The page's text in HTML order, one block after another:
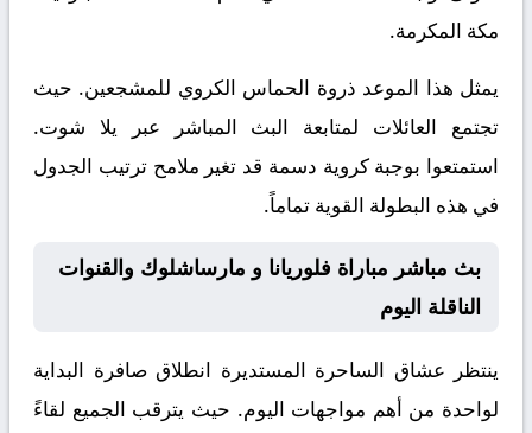
مكة المكرمة.
يمثل هذا الموعد ذروة الحماس الكروي للمشجعين. حيث
تجتمع العائلات لمتابعة البث المباشر عبر يلا شوت.
استمتعوا بوجبة كروية دسمة قد تغير ملامح ترتيب الجدول
في هذه البطولة القوية تماماً.
بث مباشر مباراة فلوريانا و مارساشلوك والقنوات
الناقلة اليوم
ينتظر عشاق الساحرة المستديرة انطلاق صافرة البداية
لواحدة من أهم مواجهات اليوم. حيث يترقب الجميع لقاءً